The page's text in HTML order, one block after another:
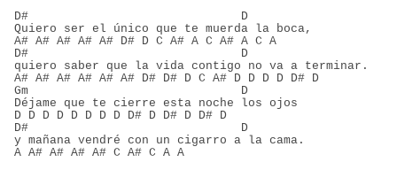
D#                              D
Quiero ser el único que te muerda la boca,
A# A# A# A# A# D# D C A# A C A# A C A
D#                              D
quiero saber que la vida contigo no va a terminar.
A# A# A# A# A# A# D# D# D C A# D D D D D# D
Gm                              D
Déjame que te cierre esta noche los ojos
D D D D D D D D D# D D# D D# D
D#                              D
y mañana vendré con un cigarro a la cama.
A A# A# A# A# C A# C A A